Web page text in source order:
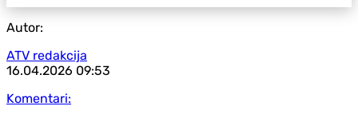
Autor:
ATV redakcija
16.04.2026 09:53
Komentari: